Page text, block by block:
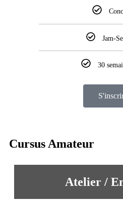
Jam-
30
Cursus Amateur
Atelier /